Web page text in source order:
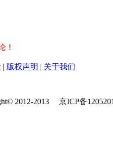
！
| 版权声明 | 关于我们
2012-2013 京ICP备